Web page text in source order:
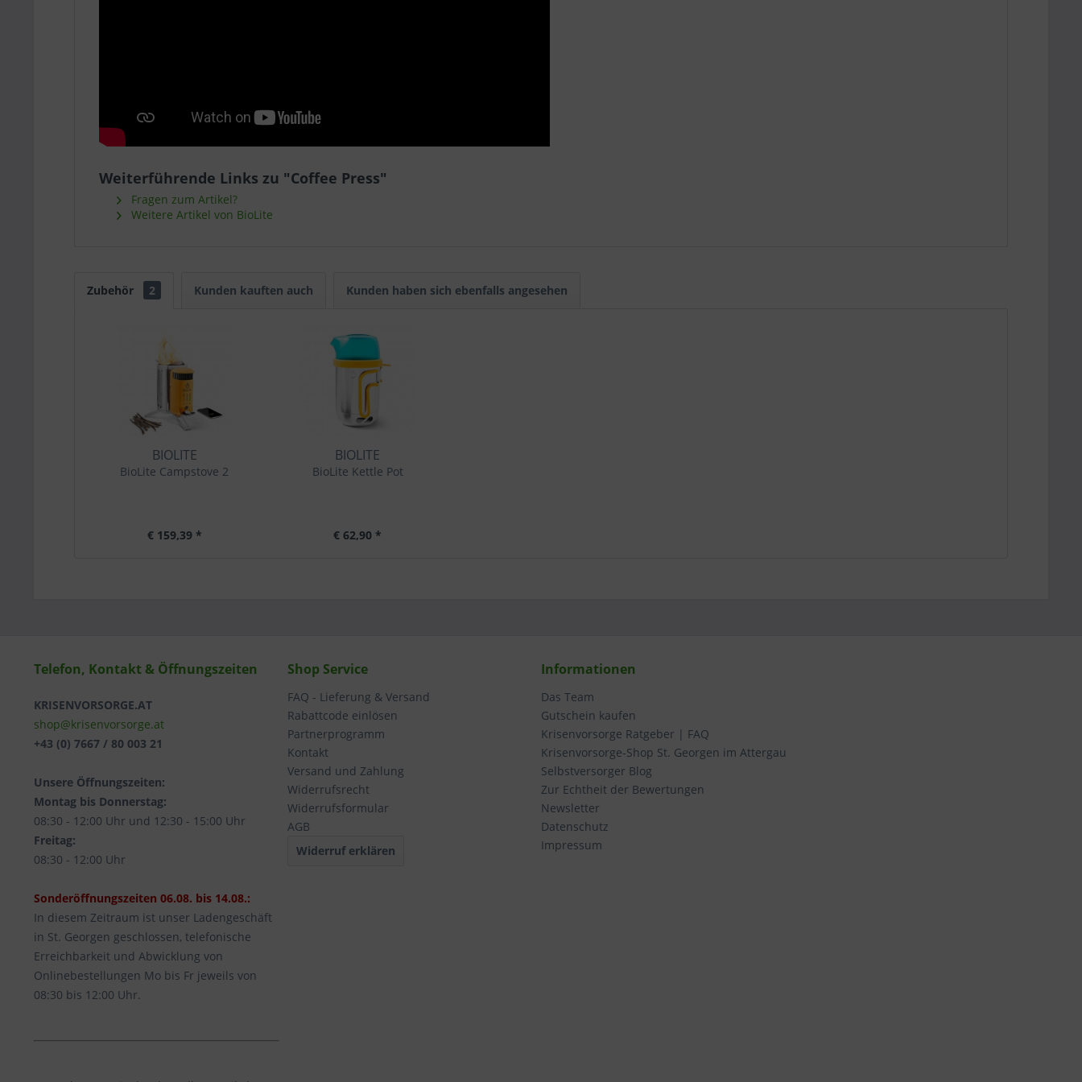
Weiterführende Links zu "Coffee Press"
Fragen zum Artikel?
Weitere Artikel von BioLite
Zubehör 2 Kunden kauften auch Kunden haben sich ebenfalls angesehen
BIOLITE
BioLite Campstove 2
€ 159,39 *
BIOLITE
BioLite Kettle Pot
€ 62,90 *
Telefon, Kontakt & Öffnungszeiten
KRISENVORSORGE.AT
shop@krisenvorsorge.at
+43 (0) 7667 / 80 003 21
Unsere Öffnungszeiten:
Montag bis Donnerstag:
08:30 - 12:00 Uhr und 12:30 - 15:00 Uhr
Freitag:
08:30 - 12:00 Uhr
Sonderöffnungszeiten 06.08. bis 14.08.:
In diesem Zeitraum ist unser Ladengeschäft
in St. Georgen geschlossen, telefonische
Erreichbarkeit und Abwicklung von
Onlinebestellungen Mo bis Fr jeweils von
08:30 bis 12:00 Uhr.
Shop Service
FAQ - Lieferung & Versand
Rabattcode einlösen
Partnerprogramm
Kontakt
Versand und Zahlung
Widerrufsrecht
Widerrufsformular
AGB
Widerruf erklären
Informationen
Das Team
Gutschein kaufen
Krisenvorsorge Ratgeber | FAQ
Krisenvorsorge-Shop St. Georgen im Attergau
Selbstversorger Blog
Zur Echtheit der Bewertungen
Newsletter
Datenschutz
Impressum